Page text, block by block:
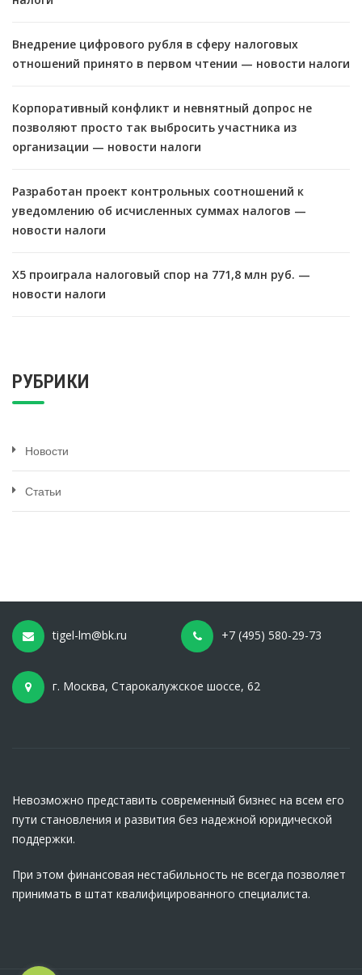
Внедрение цифрового рубля в сферу налоговых
отношений принято в первом чтении — новости налоги
Корпоративный конфликт и невнятный допрос не
позволяют просто так выбросить участника из
организации — новости налоги
Разработан проект контрольных соотношений к
уведомлению об исчисленных суммах налогов —
новости налоги
X5 проиграла налоговый спор на 771,8 млн руб. —
новости налоги
РУБРИКИ
Новости
Статьи
tigel-lm@bk.ru +7 (495) 580-29-73
г. Москва, Старокалужское шоссе, 62
Невозможно представить современный бизнес на всем его
пути становления и развития без надежной юридической
поддержки.
При этом финансовая нестабильность не всегда позволяет
принимать в штат квалифицированного специалиста.